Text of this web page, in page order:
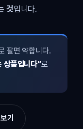
것입니다.
팔면 약합니다.
상품입니다”로
기